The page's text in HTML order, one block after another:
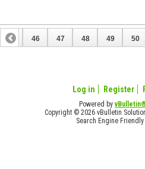
45 46 47 48 49 50
Log in Register
Powered by
Copyright © 2026 vBulletin
Search Engine